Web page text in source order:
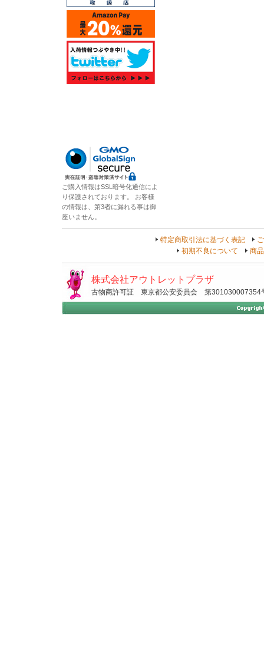
ご購入情報はSSL暗号化通信によ
り保護されております。 お客様
の情報は、第3者に漏れる事は御
座いません。
特定商取引法に基づく表記
初期不良について
商
株式会社アウトレットプラザ
古物商許可証 東京都公安委員会 第301030007354